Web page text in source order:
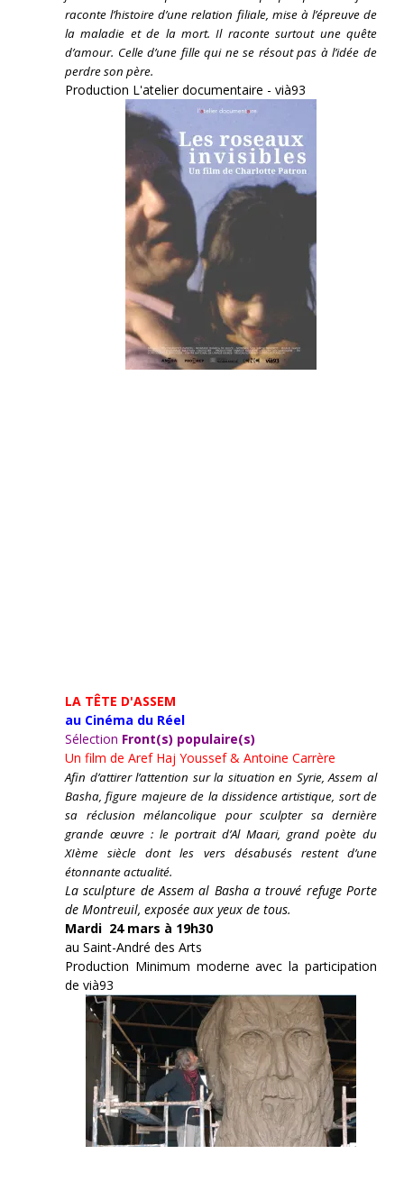
raconte l’histoire d’une relation filiale, mise à l’épreuve de
la maladie et de la mort. Il raconte surtout une quête
d’amour. Celle d’une fille qui ne se résout pas à l’idée de
perdre son père.
Production L'atelier documentaire - vià93
LA TÊTE D'ASSEM
au Cinéma du Réel
Sélection Front(s) populaire(s)
Un film de Aref Haj Youssef & Antoine Carrère
Afin d’attirer l’attention sur la situation en Syrie, Assem al
Basha, figure majeure de la dissidence artistique, sort de
sa réclusion mélancolique pour sculpter sa dernière
grande œuvre : le portrait d’Al Maari, grand poète du
XIème siècle dont les vers désabusés restent d’une
étonnante actualité.
La sculpture de Assem al Basha a trouvé refuge Porte
de Montreuil, exposée aux yeux de tous.
Mardi 24 mars à 19h30
au Saint-André des Arts
Production Minimum moderne avec la participation
de vià93